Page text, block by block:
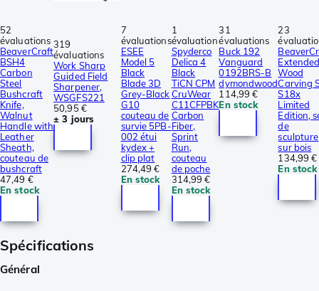
52
évaluations
BeaverCraft
BSH4
Carbon
Steel
Bushcraft
Knife,
Walnut
Handle with
Leather
Sheath,
couteau de
bushcraft
47,49 €
En stock
319
évaluations
Work Sharp
Guided Field
Sharpener,
WSGFS221
50,95 €
± 3 jours
7
évaluations
ESEE
Model 5
Black
Blade 3D
Grey-Black
G10
couteau de
survie 5PB-
002 étui
kydex +
clip plat
274,49 €
En stock
1
évaluation
Spyderco
Delica 4
Black
TiCN CPM
CruWear
C11CFPBK
Carbon
Fiber,
Sprint
Run,
couteau
de poche
314,99 €
En stock
31
évaluations
Buck 192
Vanguard
0192BRS-B
dymondwood
114,99 €
En stock
23
Wood
Carving
S18x
Limited
Edition,
de
sculpture
sur bois
134,99 €
En stock
Spécifications
Général